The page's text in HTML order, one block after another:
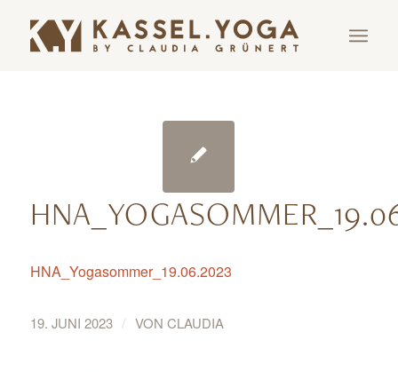
HNA_Yogasommer_19.06.2023
19. JUNI 2023 / VON CLAUDIA